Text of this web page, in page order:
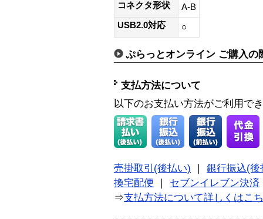
コネクタ形状
A-B
USB2.0対応
○
ぷらっとオンライン ご購入の
支払方法について
以下のお支払い方法がご利用で
売掛取引(後払い) ｜ 銀行振込(後
換宅配便 ｜ セブンイレブン決済
⇒支払方法について詳しくはこ